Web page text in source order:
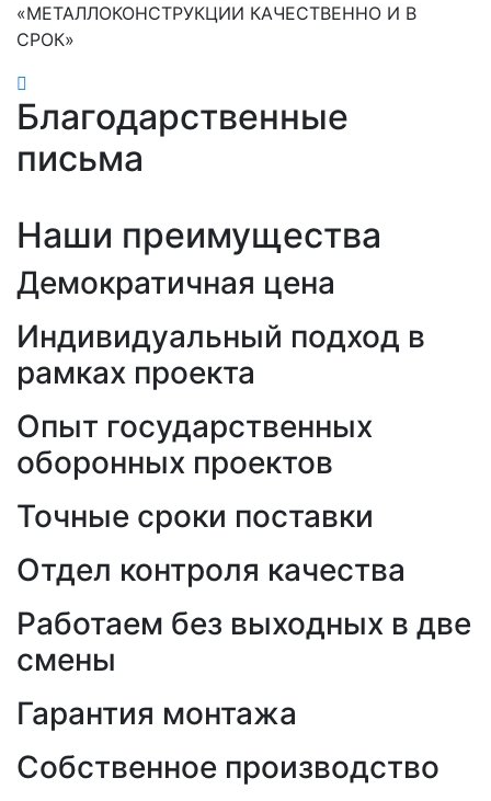
«МЕТАЛЛОКОНСТРУКЦИИ КАЧЕСТВЕННО И В
СРОК»
Благодарственные
письма
Наши преимущества
Демократичная цена
Индивидуальный подход в
рамках проекта
Опыт государственных
оборонных проектов
Точные сроки поставки
Отдел контроля качества
Работаем без выходных в две
смены
Гарантия монтажа
Собственное производство